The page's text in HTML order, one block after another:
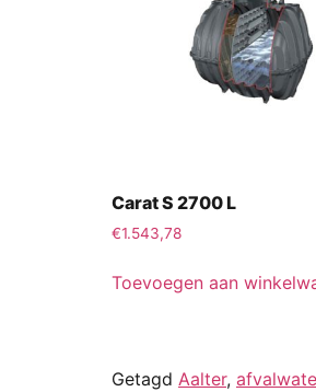
Carat S 2700 L
€1.543,78
Toevoegen aan
Getagd Aalter,